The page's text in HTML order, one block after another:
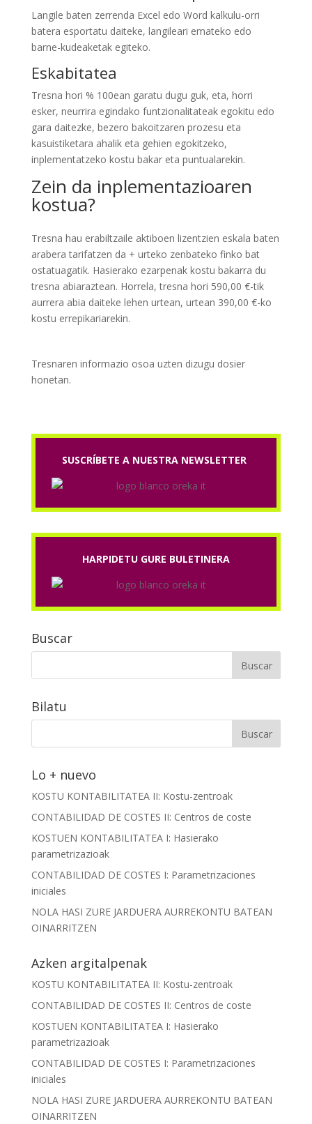
Langile baten zerrenda Excel edo Word kalkulu-orri
batera esportatu daiteke, langileari emateko edo
barne-kudeaketak egiteko.
Eskabitatea
Tresna hori % 100ean garatu dugu guk, eta, horri
esker, neurrira egindako funtzionalitateak egokitu edo
gara daitezke, bezero bakoitzaren prozesu eta
kasuistiketara ahalik eta gehien egokitzeko,
inplementatzeko kostu bakar eta puntualarekin.
Zein da inplementazioaren
kostua?
Tresna hau erabiltzaile aktiboen lizentzien eskala baten
arabera tarifatzen da + urteko zenbateko finko bat
ostatuagatik. Hasierako ezarpenak kostu bakarra du
tresna abiaraztean. Horrela, tresna hori 590,00 €-tik
aurrera abia daiteke lehen urtean, urtean 390,00 €-ko
kostu errepikariarekin.
Tresnaren informazio osoa uzten dizugu dosier
honetan.
SUSCRÍBETE A NUESTRA NEWSLETTER
HARPIDETU GURE BULETINERA
Buscar
Bilatu
Lo + nuevo
KOSTU KONTABILITATEA II: Kostu-zentroak
CONTABILIDAD DE COSTES II: Centros de coste
KOSTUEN KONTABILITATEA I: Hasierako
parametrizazioak
CONTABILIDAD DE COSTES I: Parametrizaciones
iniciales
NOLA HASI ZURE JARDUERA AURREKONTU BATEAN
OINARRITZEN
Azken argitalpenak
KOSTU KONTABILITATEA II: Kostu-zentroak
CONTABILIDAD DE COSTES II: Centros de coste
KOSTUEN KONTABILITATEA I: Hasierako
parametrizazioak
CONTABILIDAD DE COSTES I: Parametrizaciones
iniciales
NOLA HASI ZURE JARDUERA AURREKONTU BATEAN
OINARRITZEN